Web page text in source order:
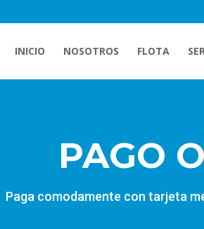
INICIO NOSOTROS FLOTA
PAGO
Paga comodamente con tarjeta